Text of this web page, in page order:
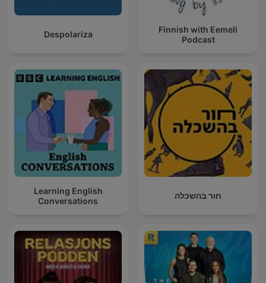
Despolariza
Finnish with Eemeli
Podcast
Learning English
Conversations
חור בהשכלה